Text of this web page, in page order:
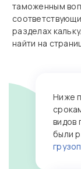
таможенным
разделах
найти на
Ниже
видов
были